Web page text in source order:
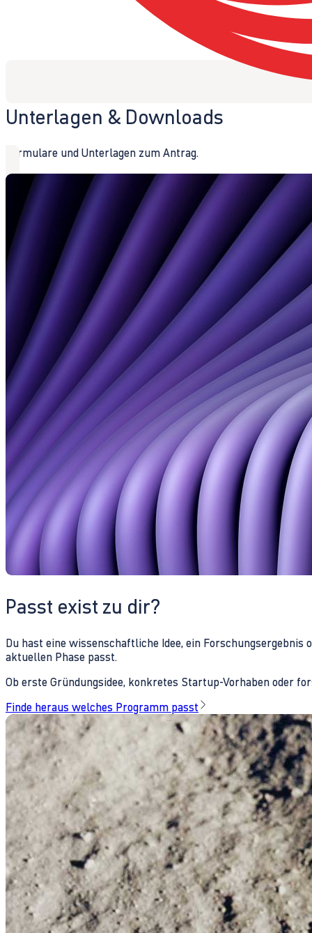
Unterlagen & Downloads
Formulare und Unterlagen zum Antrag.
Passt exist zu dir?
Du hast eine wissenschaftliche Idee, ein
aktuellen Phase passt.
Ob erste Gründungsidee, konkretes Startup-Vorhaben oder
Finde heraus welches Programm passt